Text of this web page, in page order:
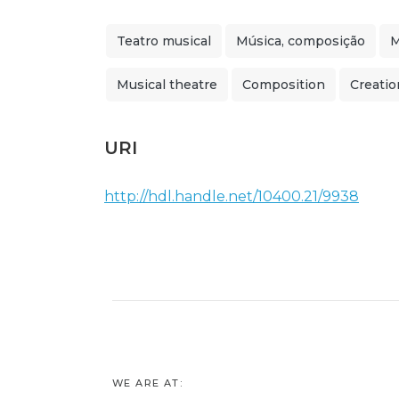
Teatro musical Música, composição
Musical theatre Composition
URI
http://hdl.handle.net/10400.21/9938
WE ARE AT: